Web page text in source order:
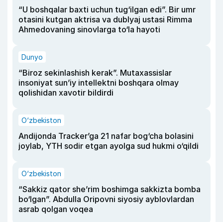
“U boshqalar baxti uchun tug‘ilgan edi”. Bir umr
otasini kutgan aktrisa va dublyaj ustasi Rimma
Ahmedovaning sinovlarga to‘la hayoti
Dunyo
“Biroz sekinlashish kerak”. Mutaxassislar
insoniyat sun’iy intellektni boshqara olmay
qolishidan xavotir bildirdi
O‘zbekiston
Andijonda Tracker’ga 21 nafar bog‘cha bolasini
joylab, YTH sodir etgan ayolga sud hukmi o‘qildi
O‘zbekiston
“Sakkiz qator she’rim boshimga sakkizta bomba
bo‘lgan”. Abdulla Oripovni siyosiy ayblovlardan
asrab qolgan voqea